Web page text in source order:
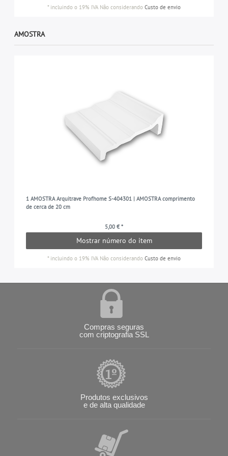
* incluindo o 19% IVA Não considerando Custo de envio
AMOSTRA
1 AMOSTRA Arquitrave Profhome S-404301 | AMOSTRA comprimento
de cerca de 20 cm
5,00 € *
Mostrar número do item
* incluindo o 19% IVA Não considerando Custo de envio
Compras seguras
com criptografia SSL
Produtos exclusivos
e de alta qualidade